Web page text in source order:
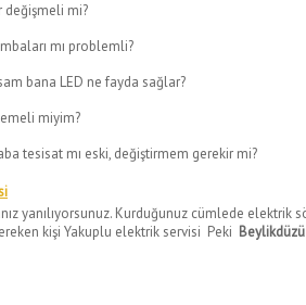
değişmeli mi?
mı problemli?
bana LED ne fayda sağlar?
miyim?
tesisat mı eski, değiştirmem gerekir mi?
yanılıyorsunuz. Kurduğunuz cümlede elektrik
kişi Yakuplu elektrik servisi Peki